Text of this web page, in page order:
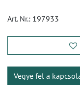
Art. Nr.: 197933
Vegye fel a